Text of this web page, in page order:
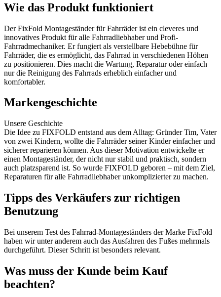
Wie das Produkt funktioniert
Der FixFold Montageständer für Fahrräder ist ein cleveres und
innovatives Produkt für alle Fahrradliebhaber und Profi-
Fahrradmechaniker. Er fungiert als verstellbare Hebebühne für
Fahrräder, die es ermöglicht, das Fahrrad in verschiedenen Höhen
zu positionieren. Dies macht die Wartung, Reparatur oder einfach
nur die Reinigung des Fahrrads erheblich einfacher und
komfortabler.
Markengeschichte
Unsere Geschichte
Die Idee zu FIXFOLD entstand aus dem Alltag: Gründer Tim, Vater
von zwei Kindern, wollte die Fahrräder seiner Kinder einfacher und
sicherer reparieren können. Aus dieser Motivation entwickelte er
einen Montageständer, der nicht nur stabil und praktisch, sondern
auch platzsparend ist. So wurde FIXFOLD geboren – mit dem Ziel,
Reparaturen für alle Fahrradliebhaber unkomplizierter zu machen.
Tipps des Verkäufers zur richtigen
Benutzung
Bei unserem Test des Fahrrad-Montageständers der Marke FixFold
haben wir unter anderem auch das Ausfahren des Fußes mehrmals
durchgeführt. Dieser Schritt ist besonders relevant.
Was muss der Kunde beim Kauf
beachten?